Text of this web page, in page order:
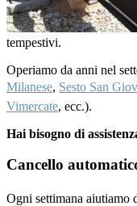
tempestivi.
Operiamo da anni nel
Milanese, Sesto San
Vimercate, ecc.).
Hai bisogno di
Cancello
Ogni settimana aiutiamo